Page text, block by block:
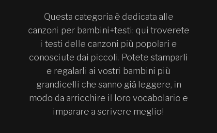
Questa categoria è dedicata alle
canzoni per bambini+testi: qui troverete
i testi delle canzoni più popolari e
conosciute dai piccoli. Potete stamparli
e regalarli ai vostri bambini più
grandicelli che sanno già leggere, in
modo da arricchire il loro vocabolario e
imparare a scrivere meglio!